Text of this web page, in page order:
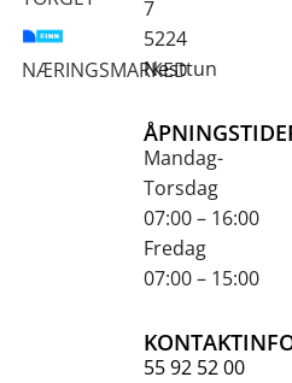
7
5224
Nesttun
Mandag-
Torsdag
07:00 – 16:00
Fredag
07:00 – 15:00
55 92 52 00
NÆRINGSMARKED